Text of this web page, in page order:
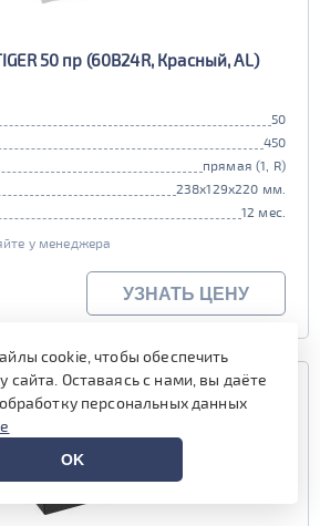
50 пр (60B24R, Красный, AL)
50
450
прямая (1, R)
238x129x220 мм.
12 мес.
у менеджера
УЗНАТЬ ЦЕНУ
cookie, чтобы обеспечить
сайта. Оставаясь с нами, вы даёте
персональных данных
OK